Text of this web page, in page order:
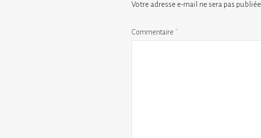
Votre adresse e-mail ne sera pas publiée.
Commentaire *